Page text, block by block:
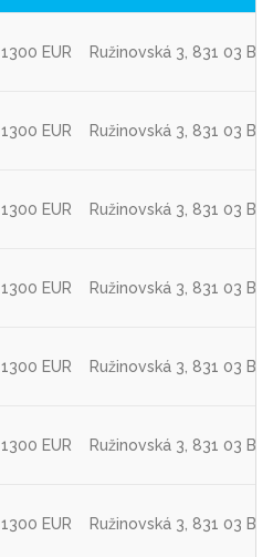
1300 EUR Ružinovská 3, 831 03
1300 EUR Ružinovská 3, 831 03
1300 EUR Ružinovská 3, 831 03
1300 EUR Ružinovská 3, 831 03
1300 EUR Ružinovská 3, 831 03
1300 EUR Ružinovská 3, 831 03
1300 EUR Ružinovská 3, 831 03